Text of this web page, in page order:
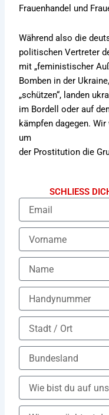
Frauenhandel und
Während also die
politischen Vertreter
mit „feministischer
Bomben in der
„schützen“, landen
im Bordell oder auf
kämpfen dagegen.
um
der Prostitution die
SCHLIESS